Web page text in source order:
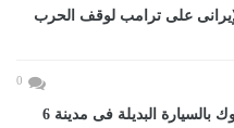
على ترامب لوقف الحرب
0
بدء تلقى طلبات إحلال التوكتوك بالسيارة البديلة فى مدينة 6